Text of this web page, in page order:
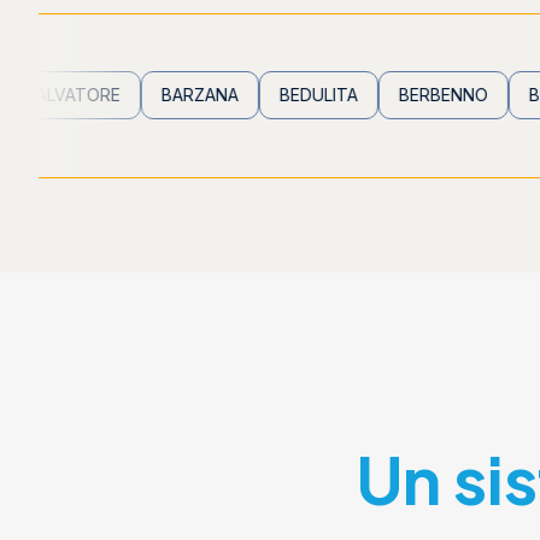
BARZANA BEDULITA BERBENNO
Un